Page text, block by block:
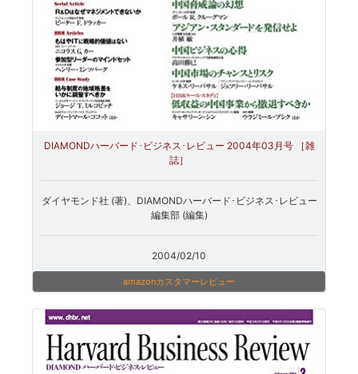
DIAMONDハーバード･ビジネス･レビュー 2004年03月号 ［雑
誌］
ダイヤモンド社 (著)、DIAMONDハーバード･ビジネス･レビュー
編集部 (編集)
2004/02/10
amazonカスタマーレビュー